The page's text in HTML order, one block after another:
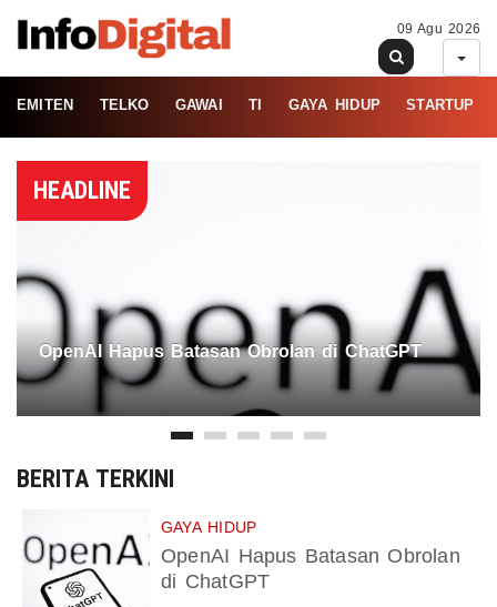
09 Agu 2026
EMITEN TELKO GAWAI TI GAYA HIDUP STARTUP
HEADLINE
OpenAI Hapus Batasan Obrolan di ChatGPT
BERITA TERKINI
GAYA HIDUP
OpenAI Hapus Batasan Obrolan
di ChatGPT